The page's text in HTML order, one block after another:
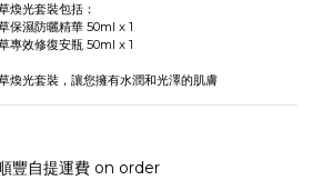
煥光套裝包括：
保濕防曬精華 50ml x 1
專效修復安瓶 50ml x 1
煥光套裝，讓您擁有水潤和光澤的肌膚
豐自提運費 on order